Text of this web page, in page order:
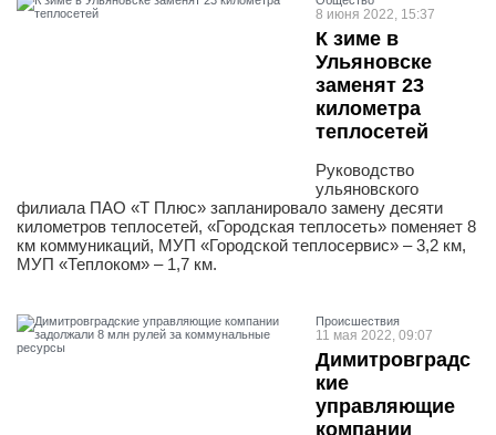
8 июня 2022, 15:37
К зиме в
Ульяновске
заменят 23
километра
теплосетей
Руководство
ульяновского
филиала ПАО «Т Плюс» запланировало замену десяти
километров теплосетей, «Городская теплосеть» поменяет 8
км коммуникаций, МУП «Городской теплосервис» – 3,2 км,
МУП «Теплоком» – 1,7 км.
Проиcшествия
11 мая 2022, 09:07
Димитровградс
кие
управляющие
компании